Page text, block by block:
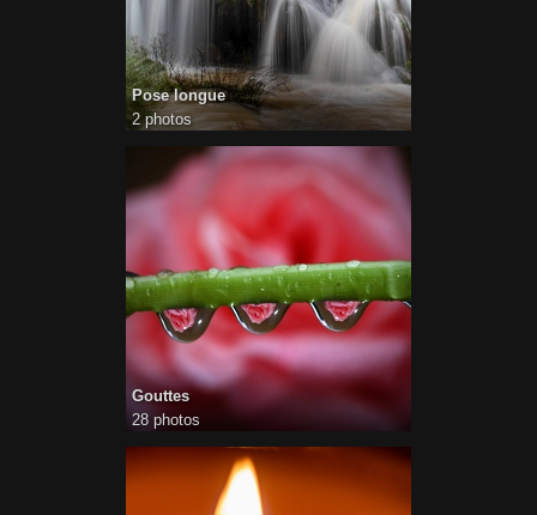
Pose longue
2 photos
Gouttes
28 photos